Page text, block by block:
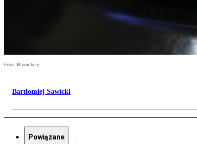
Foto: Bloomberg
Bartłomiej Sawicki
Powiązane